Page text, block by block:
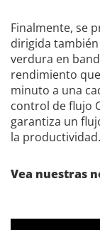
Finalmente, se
dirigida
verdura en
rendimiento
minuto a una
control de flujo
garantiza un
la productividad.
Vea nuestras